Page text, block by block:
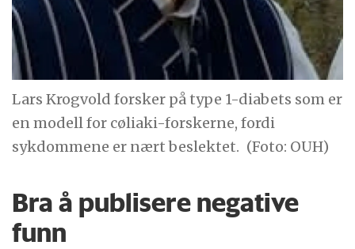
Lars Krogvold forsker på type 1-diabets som er
en modell for cøliaki-forskerne, fordi
sykdommene er nært beslektet. (Foto: OUH)
Bra å publisere negative
funn